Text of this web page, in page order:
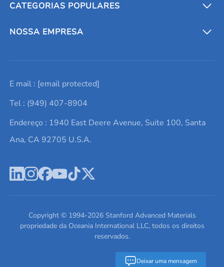
Deixar uma mensagem
Conversores e calculadoras
Entre em contato conosco
Lista de consultas
Termos e Condições
Política de Privacidade
CATEGORIAS POPULARES
Metais refratários
Elementos de terras raras
Alvos de pulverização catódica
Ácido hialurônico
NOSSA EMPRESA
Promoções atuais
Notícias e blogs
Estudos de caso
Escreva para nós
E mail : [email protected]
Tel : (949) 407-8904
Endereço : 1940 East Deere Avenue, Suite 100, Santa
Ana, CA 92705 U.S.A.
Copyright © 1994-2026Stanford Advanced Materials
propriedade da Oceania International LLC, todos os direitos
reservados.